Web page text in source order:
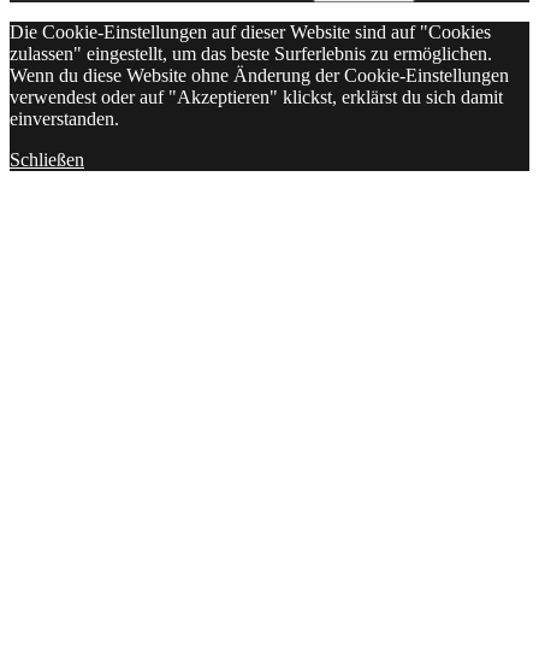
Die Cookie-Einstellungen auf dieser Website sind auf "Cookies
zulassen" eingestellt, um das beste Surferlebnis zu ermöglichen.
Wenn du diese Website ohne Änderung der Cookie-Einstellungen
verwendest oder auf "Akzeptieren" klickst, erklärst du sich damit
einverstanden.
Schließen